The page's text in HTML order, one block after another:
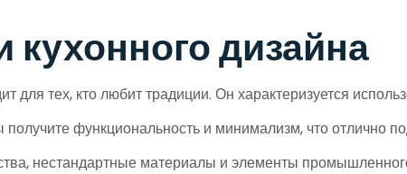
дизайна
для тех, кто любит традиции. Он характеризуется
получите функциональность и минимализм, что отлично
нестандартные материалы и элементы